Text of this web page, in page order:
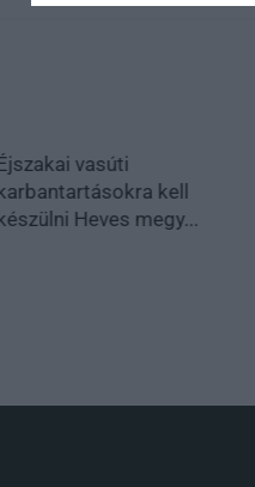
vasúti
kell
Heves megy...